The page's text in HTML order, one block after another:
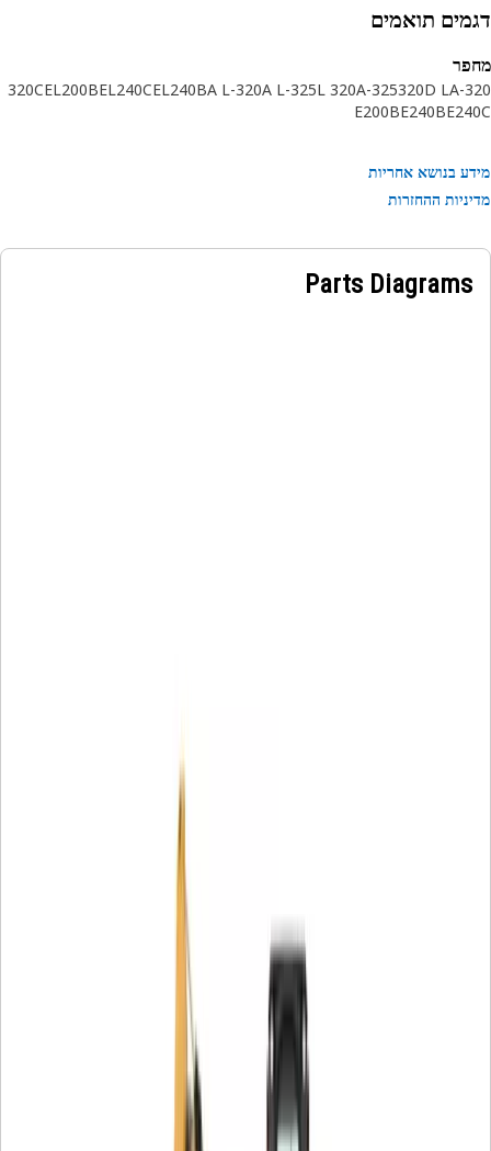
תואמים
320D L
325-A
320 L
325-A L
320-A L
EL240B
EL240C
EL200B
320C
E240B
E200B
בנושא אחריות
ההחזרות
Parts Diagrams